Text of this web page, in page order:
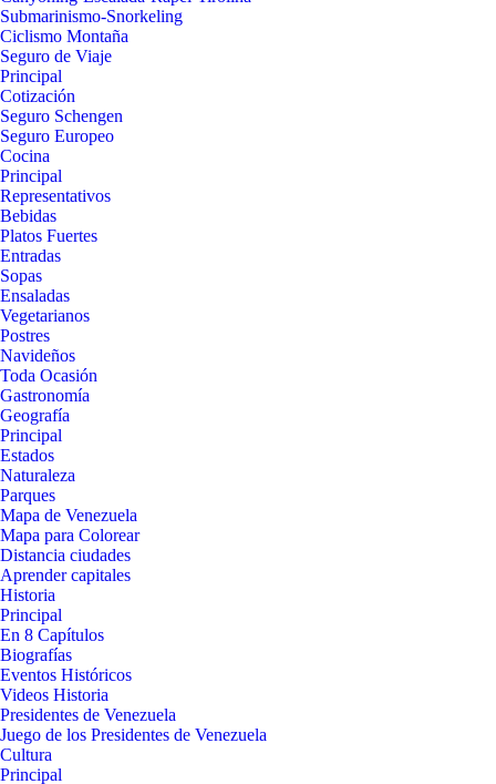
Submarinismo-Snorkeling
Ciclismo Montaña
Seguro de Viaje
Principal
Cotización
Seguro Schengen
Seguro Europeo
Cocina
Principal
Representativos
Bebidas
Platos Fuertes
Entradas
Sopas
Ensaladas
Vegetarianos
Postres
Navideños
Toda Ocasión
Gastronomía
Geografía
Principal
Estados
Naturaleza
Parques
Mapa de Venezuela
Mapa para Colorear
Distancia ciudades
Aprender capitales
Historia
Principal
En 8 Capítulos
Biografías
Eventos Históricos
Videos Historia
Presidentes de Venezuela
Juego de los Presidentes de Venezuela
Cultura
Principal